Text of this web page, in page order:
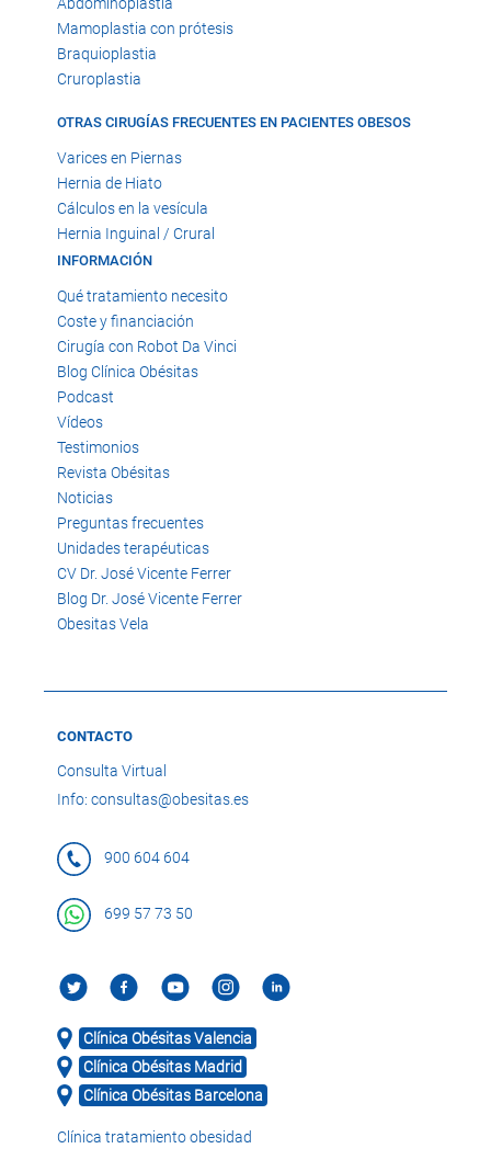
Abdominoplastia
Mamoplastia con prótesis
Braquioplastia
Cruroplastia
OTRAS CIRUGÍAS FRECUENTES EN PACIENTES OBESOS
Varices en Piernas
Hernia de Hiato
Cálculos en la vesícula
Hernia Inguinal / Crural
INFORMACIÓN
Qué tratamiento necesito
Coste y financiación
Cirugía con Robot Da Vinci
Blog Clínica Obésitas
Podcast
Vídeos
Testimonios
Revista Obésitas
Noticias
Preguntas frecuentes
Unidades terapéuticas
CV Dr. José Vicente Ferrer
Blog Dr. José Vicente Ferrer
Obesitas Vela
CONTACTO
Consulta Virtual
Info: consultas@obesitas.es
900 604 604
699 57 73 50
Clínica Obésitas Valencia
Clínica Obésitas Madrid
Clínica Obésitas Barcelona
Clínica tratamiento obesidad